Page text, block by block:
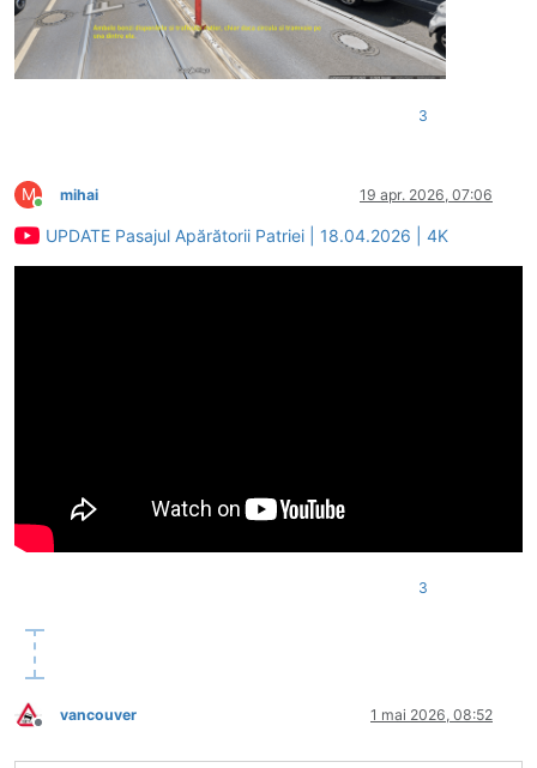
3
M
Conectat
mihai 19 apr. 2026, 07:06
UPDATE Pasajul Apărătorii Patriei | 18.04.2026 | 4K
3
Deconectat
vancouver 1 mai 2026, 08:52